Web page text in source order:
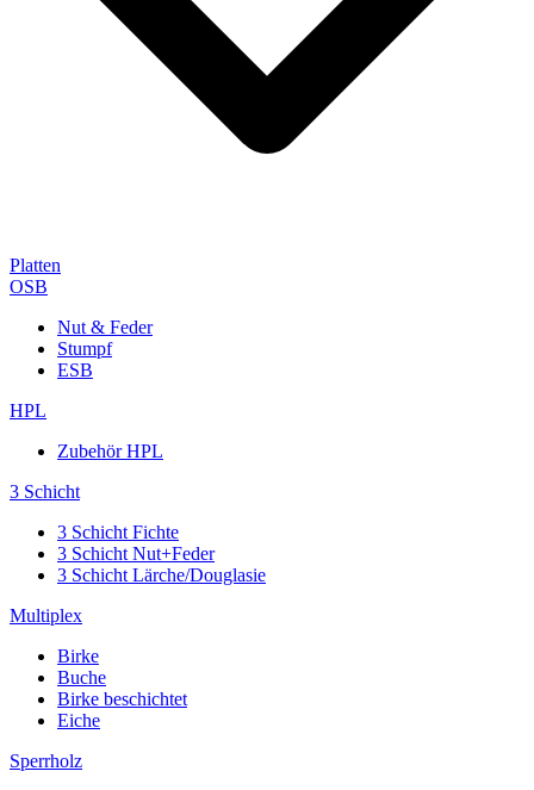
Platten
OSB
Nut & Feder
Stumpf
ESB
HPL
Zubehör HPL
3 Schicht
3 Schicht Fichte
3 Schicht Nut+Feder
3 Schicht Lärche/Douglasie
Multiplex
Birke
Buche
Birke beschichtet
Eiche
Sperrholz